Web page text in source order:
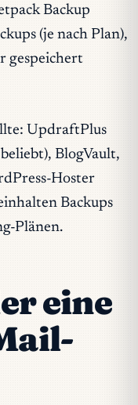
Backup
(je nach Plan),
gespeichert
UpdraftPlus
BlogVault,
Hoster
Backups
Plänen.
eine